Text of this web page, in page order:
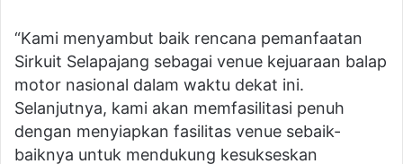
“Kami menyambut baik rencana pemanfaatan
Sirkuit Selapajang sebagai venue kejuaraan balap
motor nasional dalam waktu dekat ini.
Selanjutnya, kami akan memfasilitasi penuh
dengan menyiapkan fasilitas venue sebaik-
baiknya untuk mendukung kesukseskan